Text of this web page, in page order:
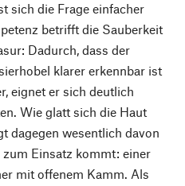
sich die Frage einfacher
betrifft die Sauberkeit
Dadurch, dass der
klarer erkennbar ist
eignet er sich deutlich
Wie glatt sich die Haut
dagegen wesentlich davon
zum Einsatz kommt: einer
mit offenem Kamm. Als